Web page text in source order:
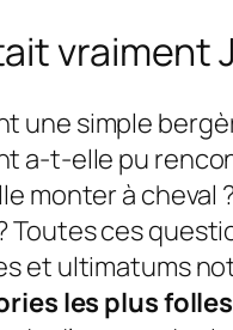
vraiment
une simple
a-t-elle pu
monter à cheval
Toutes ces
et ultimatums
les plus